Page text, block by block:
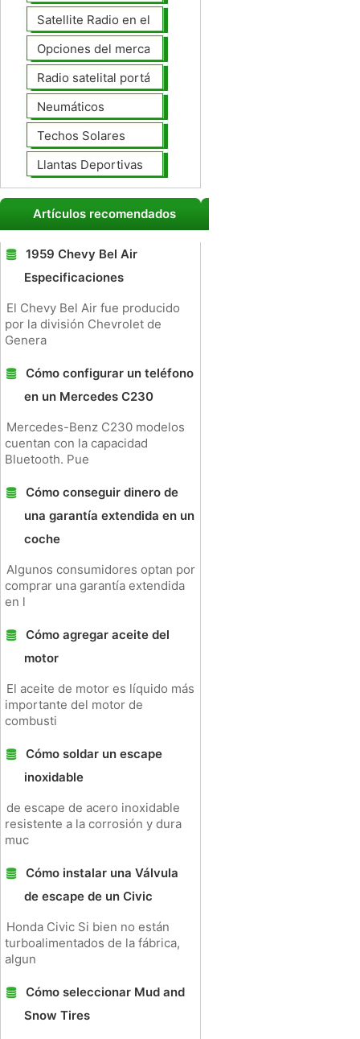
Satellite Radio en el tablero
Opciones del mercado de accesorios del interior
Radio satelital portátil
Neumáticos
Techos Solares
Llantas Deportivas
Artículos recomendados
1959 Chevy Bel Air
Especificaciones
El Chevy Bel Air fue producido
por la división Chevrolet de
Genera
Cómo configurar un teléfono
en un Mercedes C230
Mercedes-Benz C230 modelos
cuentan con la capacidad
Bluetooth. Pue
Cómo conseguir dinero de
una garantía extendida en un
coche
Algunos consumidores optan por
comprar una garantía extendida
en l
Cómo agregar aceite del
motor
El aceite de motor es líquido más
importante del motor de
combusti
Cómo soldar un escape
inoxidable
de escape de acero inoxidable
resistente a la corrosión y dura
muc
Cómo instalar una Válvula
de escape de un Civic
Honda Civic Si bien no están
turboalimentados de la fábrica,
algun
Cómo seleccionar Mud and
Snow Tires